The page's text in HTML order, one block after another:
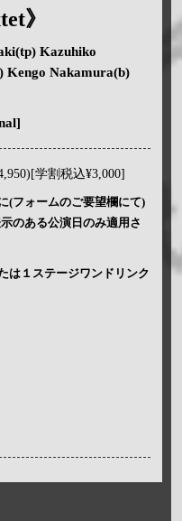
》
Kazuhiko
Kengo Nakamura(b)
学割税込¥3,000]
(フォームのご要望欄にて)
のある公演日のみ適用さ
は１ステージワンドリンク